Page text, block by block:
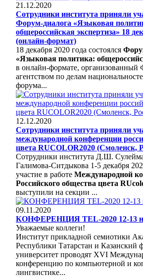
21.12.2020
Сотрудники института приняли
Форум-диалога «Языковая
общероссийская экспертиза» 18
(онлайн-формат)
18 декабря 2020 года состоялся
«Языковая политика:
в онлайн-формате, организованный
агентством по делам
форума...
12.12.2020
Сотрудники института приняли
международной конференции
цвета RUCOLOR2020 (Смоленск,
Сотрудники института Д.Ш.
Галимова-Ситдыкова 1-5 декабря
участие в работе Международной
Российского общества цвета
выступили на секции ...
09.11.2020
КОНФЕРЕНЦИЯ TEL-2020 12-13
Уважаемые коллеги!
Институт прикладной семиотики
Республики Татарстан и Казанский
университет проводят XVI
конференцию по компьютерной и
лингвистике...